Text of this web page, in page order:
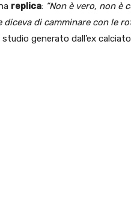
replica: “Non è vero, non è
diceva di camminare con le
generato dall’ex